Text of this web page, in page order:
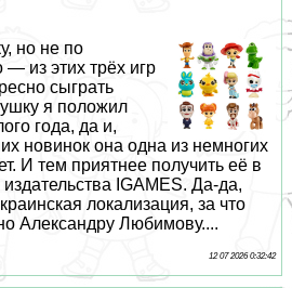
но не по
из этих трёх игр
сыграть
я положил
года, да и,
новинок она одна из немногих
И тем приятнее получить её в
издательства IGAMES. Да-да,
локализация, за что
Александру Любимову....
12 07 2026 0:32:42